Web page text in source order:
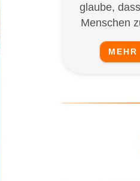
glaube,
Menschen